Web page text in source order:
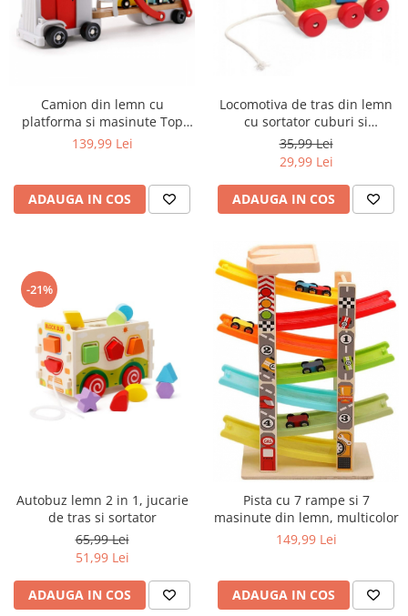
Camion din lemn cu
platforma si masinute Top
Bright, multicolor
139,99 Lei
ADAUGA IN COS
Locomotiva de tras din lemn
cu sortator cuburi si
chitaitoare
35,99 Lei
29,99 Lei
ADAUGA IN COS
-21%
Autobuz lemn 2 in 1, jucarie
de tras si sortator
65,99 Lei
51,99 Lei
ADAUGA IN COS
Pista cu 7 rampe si 7
masinute din lemn, multicolor
149,99 Lei
ADAUGA IN COS